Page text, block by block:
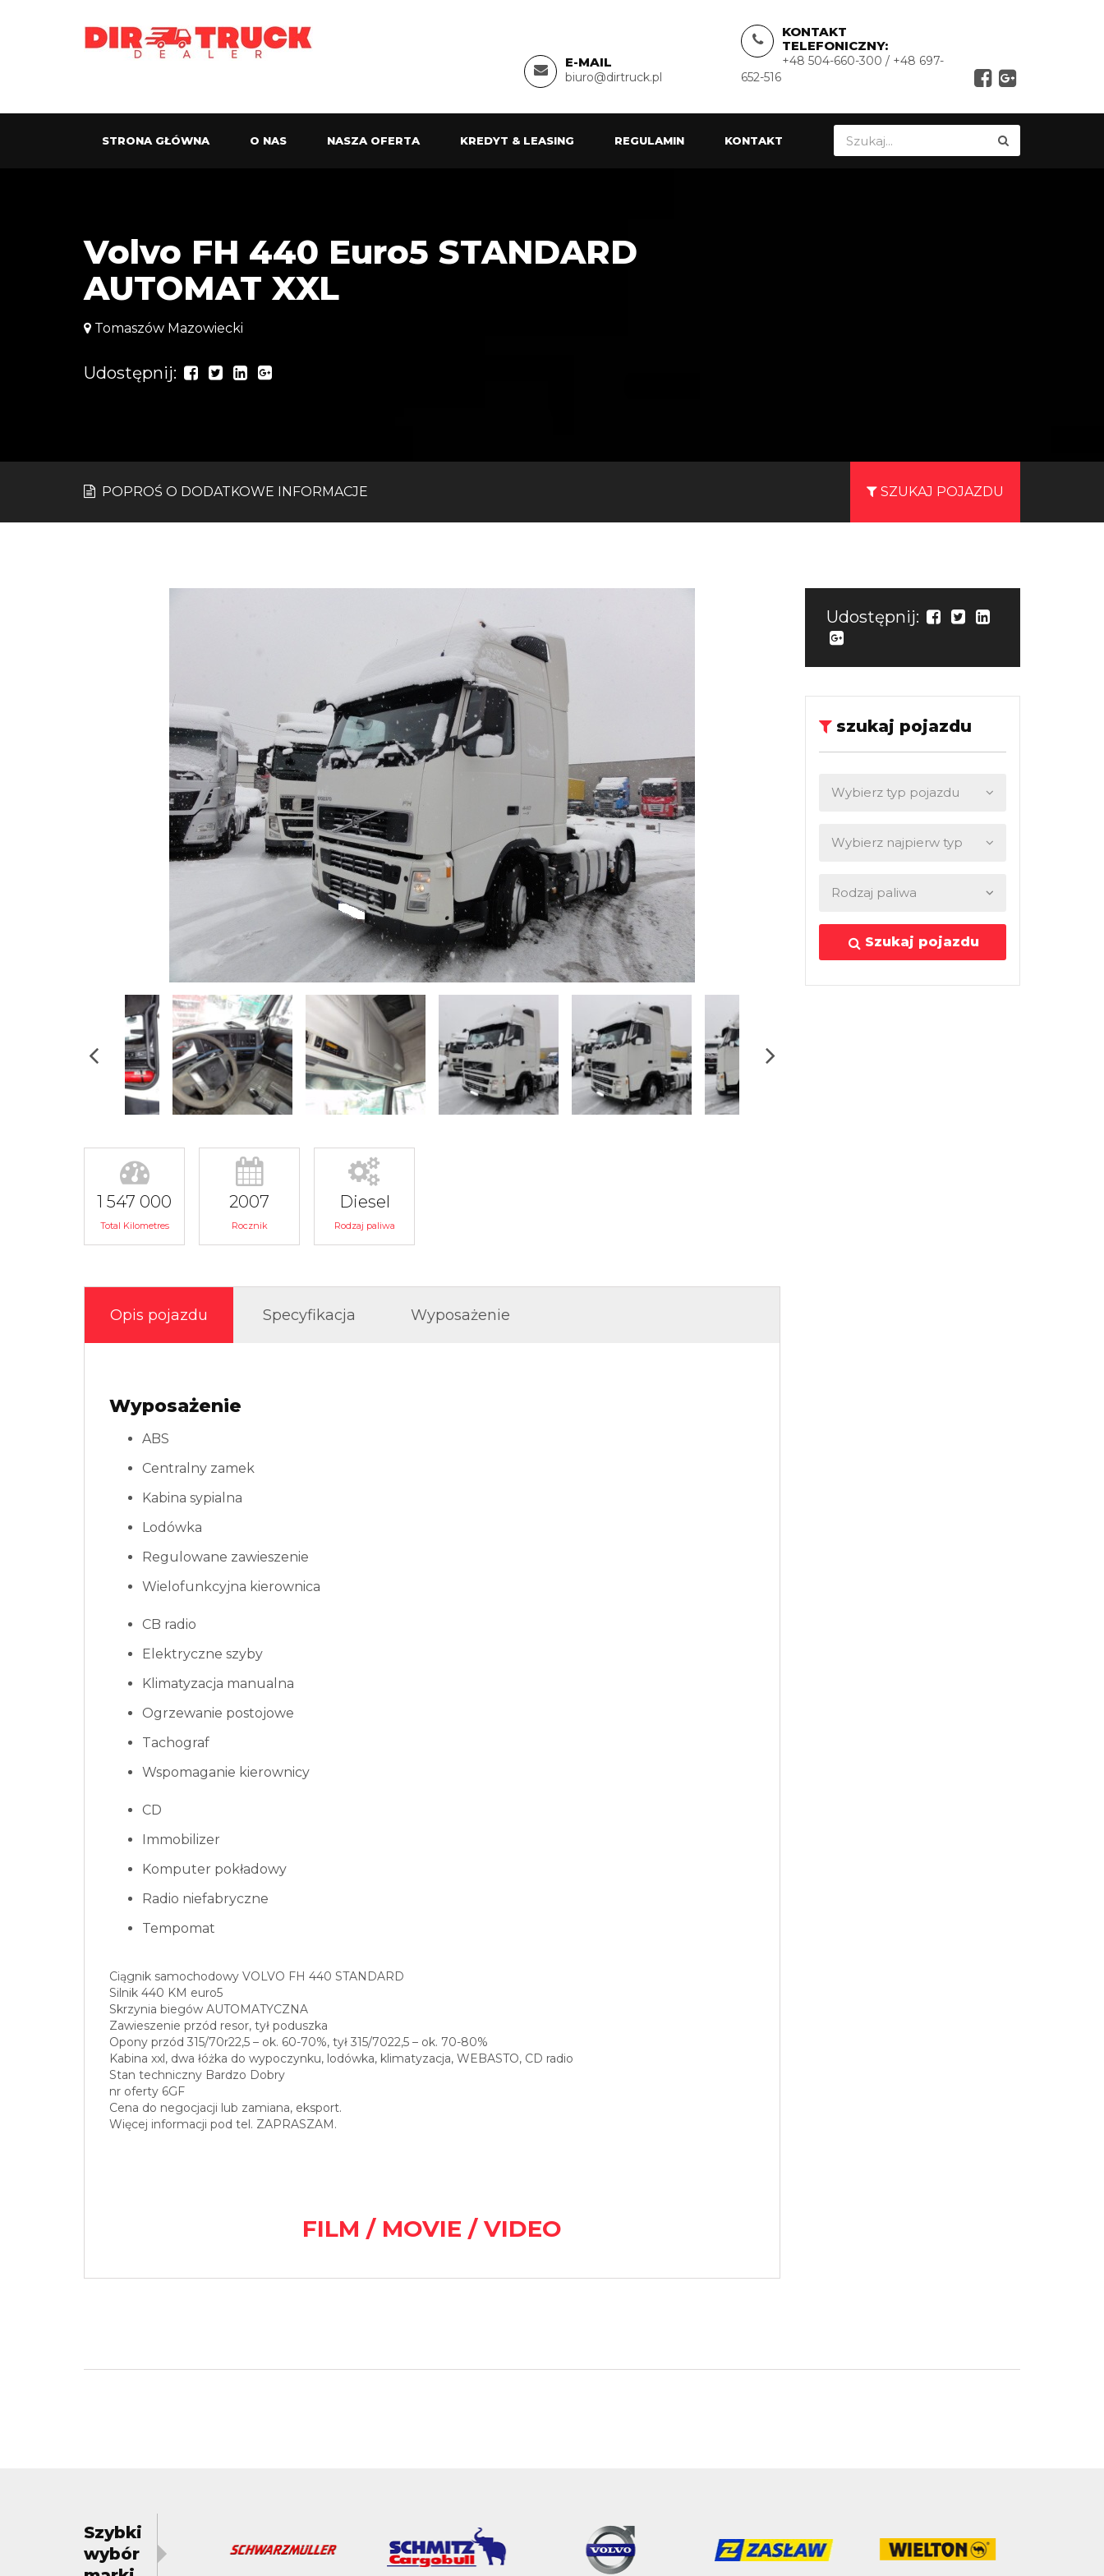
E-MAIL
biuro@dirtruck.pl
KONTAKT
TELEFONICZNY:
+48 504-660-300 / +48 697-
652-516
STRONA GŁÓWNA O NAS NASZA OFERTA KREDYT & LEASING REGULAMIN KONTAKT
Volvo FH 440 Euro5 STANDARD
AUTOMAT XXL
Tomaszów Mazowiecki
Udostępnij:
SZUKAJ POJAZDU
POPROŚ O DODATKOWE INFORMACJE
1 547 000
Total Kilometres
2007
Rocznik
Diesel
Rodzaj paliwa
Opis pojazdu Specyfikacja Wyposażenie
Wyposażenie
ABS
Centralny zamek
Kabina sypialna
Lodówka
Regulowane zawieszenie
Wielofunkcyjna kierownica
CB radio
Elektryczne szyby
Klimatyzacja manualna
Ogrzewanie postojowe
Tachograf
Wspomaganie kierownicy
CD
Immobilizer
Komputer pokładowy
Radio niefabryczne
Tempomat
Ciągnik samochodowy VOLVO FH 440 STANDARD
Silnik 440 KM euro5
Skrzynia biegów AUTOMATYCZNA
Zawieszenie przód resor, tył poduszka
Opony przód 315/70r22,5 – ok. 60-70%, tył 315/7022,5 – ok. 70-80%
Kabina xxl, dwa łóżka do wypoczynku, lodówka, klimatyzacja, WEBASTO, CD radio
Stan techniczny Bardzo Dobry
nr oferty 6GF
Cena do negocjacji lub zamiana, eksport.
Więcej informacji pod tel. ZAPRASZAM.
FILM / MOVIE / VIDEO
Udostępnij:
szukaj pojazdu
Szukaj pojazdu
Szybki
wybór